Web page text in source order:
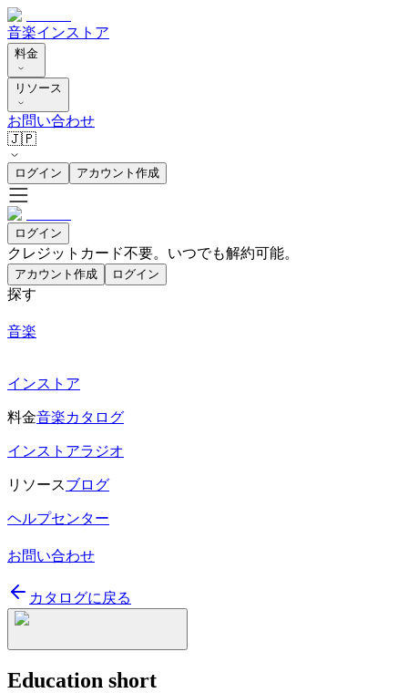
音楽インストア
料金
リソース
お問い合わせ
🇯🇵
ログイン アカウント作成
ログイン
クレジットカード不要。いつでも解約可能。
アカウント作成 ログイン
探す
音楽
インストア
料金音楽カタログ
インストアラジオ
リソースブログ
ヘルプセンター
お問い合わせ
カタログに戻る
Education short